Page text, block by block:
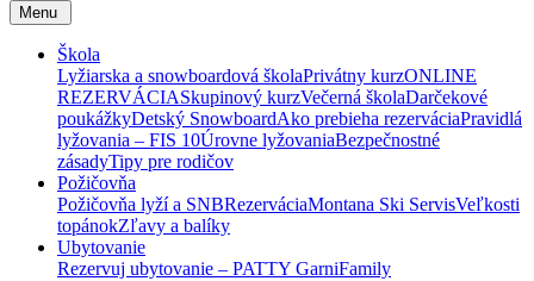
Menu
Škola
Lyžiarska a snowboardová školaPrivátny kurzONLINE
REZERVÁCIASkupinový kurzVečerná školaDarčekové
poukážkyDetský SnowboardAko prebieha rezerváciaPravidlá
lyžovania – FIS 10Úrovne lyžovaniaBezpečnostné
zásadyTipy pre rodičov
Požičovňa
Požičovňa lyží a SNBRezerváciaMontana Ski ServisVeľkosti
topánokZľavy a balíky
Ubytovanie
Rezervuj ubytovanie – PATTY GarniFamily